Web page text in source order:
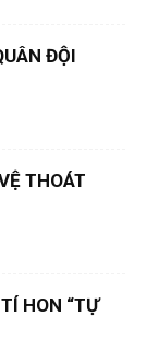
ĐỘI
THOÁT
HON “TỰ